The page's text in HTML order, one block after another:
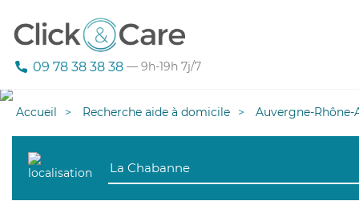
09 78 38 38 38 — 9h-19h 7j/7
Accueil Recherche aide à domicile Auvergne-Rhône-